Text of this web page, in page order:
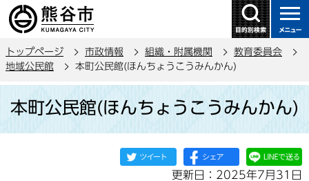
の
ー
トップページ 市政情報 組織・附属機関
教育委員会
地域公民館
本町公民館(ほんちょうこうみんかん)
本町公民館(ほんちょうこうみんかん)
更新日：2025年7月31日